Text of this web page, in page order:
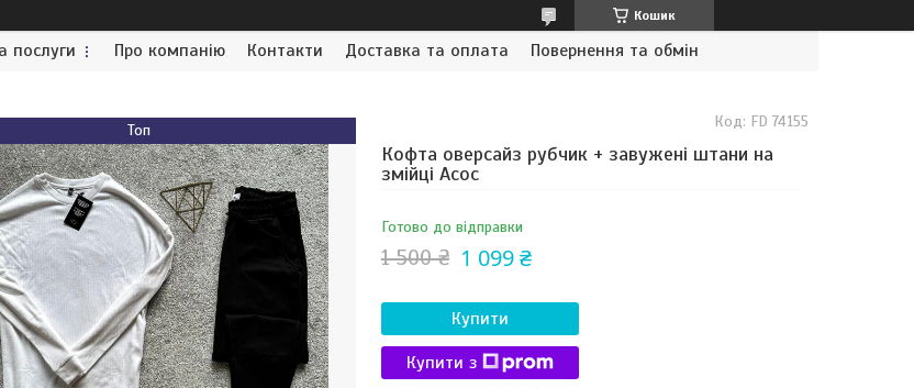
Кошик
послуги Про компанію Контакти Доставка та оплата Повернення та обмін
Топ
Кофта оверсайз рубчик + завужені штани на
змійці Асос
Готово до відправки
Код: FD 74155
1 500 ₴ 1 099 ₴
Купити
Купити з